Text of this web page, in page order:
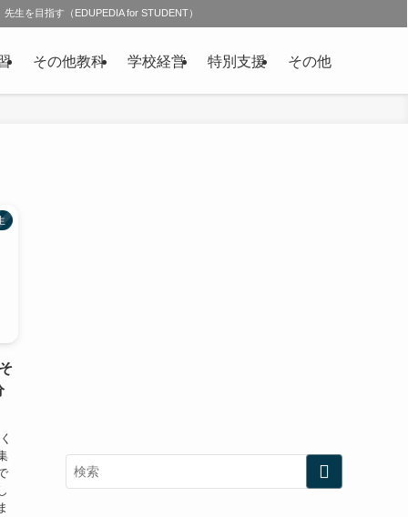
先生を目指す（EDUPEDIA for STUDENT）
その他教科 学校経営 特別支援 その他